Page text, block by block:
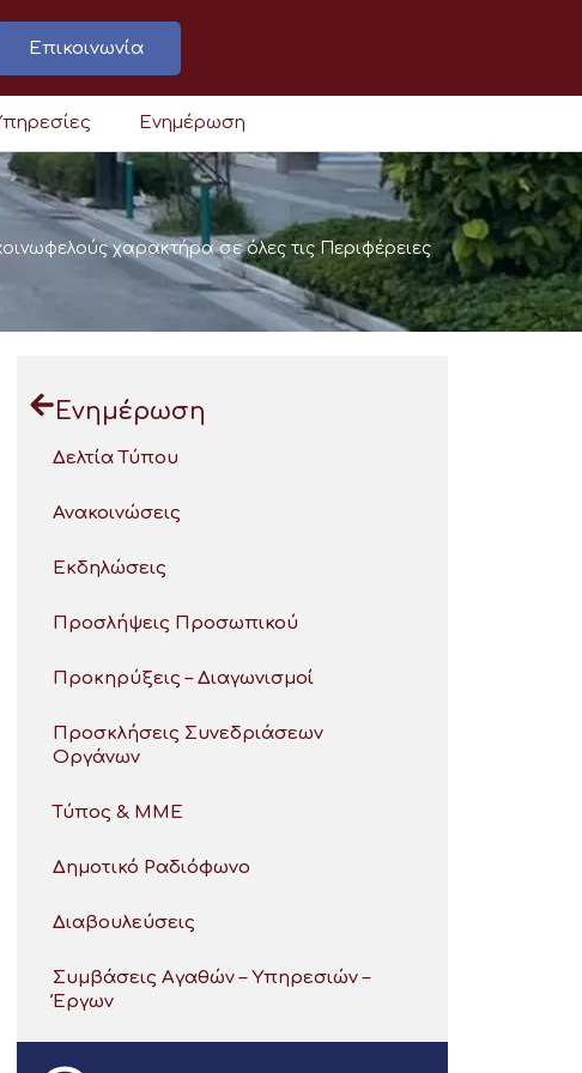
Επικοινωνία
Ενημέρωση
χαρακτήρα σε όλες τις Περιφέρειες
Ενημέρωση
Δελτία Τύπου
Ανακοινώσεις
Εκδηλώσεις
Προσλήψεις Προσωπικού
Προκηρύξεις – Διαγωνισμοί
Προσκλήσεις Συνεδριάσεων
Οργάνων
Τύπος & ΜΜΕ
Δημοτικό Ραδιόφωνο
Διαβουλεύσεις
Συμβάσεις Αγαθών – Υπηρεσιών –
Έργων